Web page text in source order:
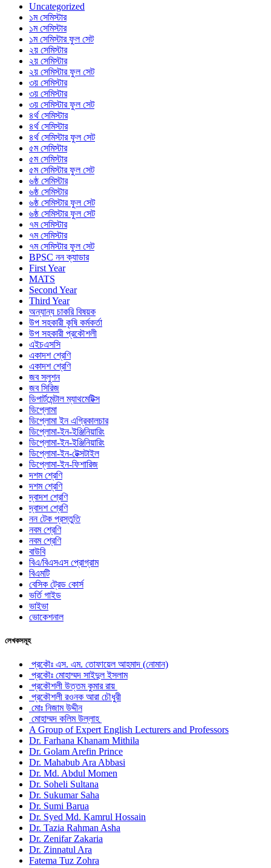
Uncategorized
১ম সেমিস্টার
১ম সেমিস্টার
১ম সেমিস্টার ফুল সেট
২য় সেমিস্টার
২য় সেমিস্টার
২য় সেমিস্টার ফুল সেট
৩য় সেমিস্টার
৩য় সেমিস্টার
৩য় সেমিস্টার ফুল সেট
৪র্থ সেমিস্টার
৪র্থ সেমিস্টার
৪র্থ সেমিস্টার ফুল সেট
৫ম সেমিস্টার
৫ম সেমিস্টার
৫ম সেমিস্টার ফুল সেট
৬ষ্ঠ সেমিস্টার
৬ষ্ঠ সেমিস্টার
৬ষ্ঠ সেমিস্টার ফুল সেট
৬ষ্ঠ সেমিস্টার ফুল সেট
৭ম সেমিস্টার
৭ম সেমিস্টার
৭ম সেমিস্টার ফুল সেট
BPSC নন ক্যাডার
First Year
MATS
Second Year
Third Year
অন্যান্য চাকরি বিষয়ক
উপ সহকারী কৃষি কর্মকর্তা
উপ সহকারী প্রকৌশলী
এইচএসসি
একাদশ শ্রেণি
একাদশ শ্রেণি
জব সলুশন
জব সিরিজ
ডিপার্টমেন্টাল ম্যাথমেটিক্স
ডিপ্লোমা
ডিপ্লোমা ইন এগ্রিকালচার
ডিপ্লোমা-ইন-ইঞ্জিনিয়ারিং
ডিপ্লোমা-ইন-ইঞ্জিনিয়ারিং
ডিপ্লোমা-ইন-টেক্সটাইল
ডিপ্লোমা-ইন-ফিশারিজ
দশম শ্রেণি
দশম শ্রেণি
দ্বাদশ শ্রেণি
দ্বাদশ শ্রেণি
নন টেক প্রস্তুতি
নবম শ্রেণি
নবম শ্রেণি
বাউবি
বিএ/বিএসএস প্রোগ্রাম
বিএমটি
বেসিক ট্রেড কোর্স
ভর্তি গাইড
ভাইভা
ভোকেশনাল
লেখকসমূহ
প্রকৌঃ এস. এম. তোফায়েল আহমাদ (নোমান)
প্রকৌঃ মোহাম্মদ সাইদুল ইসলাম
প্রকৌশলী উত্তম কুমার রায়
প্রকৌশলী রওনক আরা চৌধুরী
মোঃ নিজাম উদ্দীন
মোহাম্মদ কলিম উল্লাহ
A Group of Expert English Lecturers and Professors
Dr. Farhana Khanam Mithila
Dr. Golam Arefin Prince
Dr. Mahabub Ara Abbasi
Dr. Md. Abdul Momen
Dr. Soheli Sultana
Dr. Sukumar Saha
Dr. Sumi Barua
Dr. Syed Md. Kamrul Hossain
Dr. Tazia Rahman Asha
Dr. Zenifar Zakaria
Dr. Zinnatul Ara
Fatema Tuz Zohra